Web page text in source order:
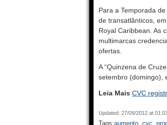
Para a Temporada
de transatlânticos,
Royal Caribbean. As
multimarcas
ofertas.
A “Quinzena de
setembro (domingo),
Leia Mais CVC
Updated: 27/09/2012 at
Tags:aumento cvc